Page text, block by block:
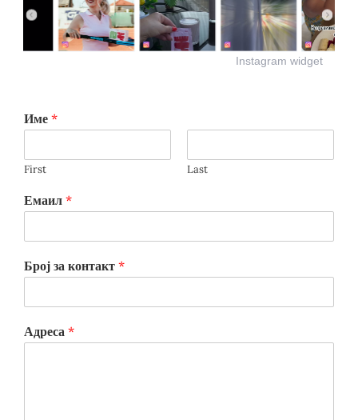
Instagram widget
Име *
First Last
Емаил *
Број за контакт *
Адреса *